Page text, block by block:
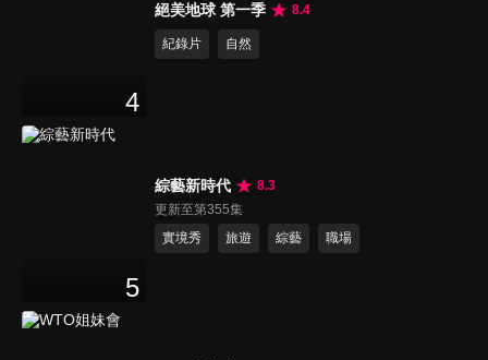
4
絕美地球 第一季 8.4
紀錄片 自然
5
綜藝新時代
8.3
更新至第355集
實境秀
旅遊 綜藝 職場